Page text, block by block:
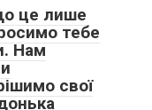
це лише
тебе
Нам
свої